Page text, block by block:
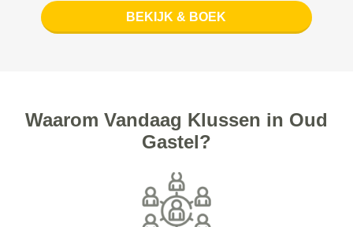
BEKIJK & BOEK
Waarom Vandaag Klussen in Oud
Gastel?